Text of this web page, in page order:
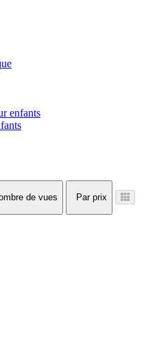
de vues Par prix